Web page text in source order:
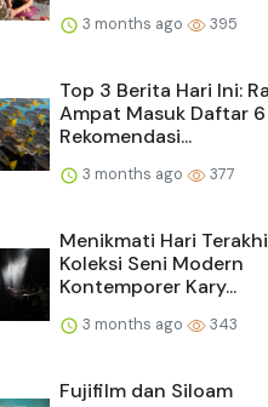
3 months ago 395
Top 3 Berita Hari Ini:
Ampat Masuk Daftar 6
Rekomendasi...
3 months ago 377
Menikmati Hari
Koleksi Seni Modern
Kontemporer Kary...
3 months ago 343
Fujifilm dan Siloam